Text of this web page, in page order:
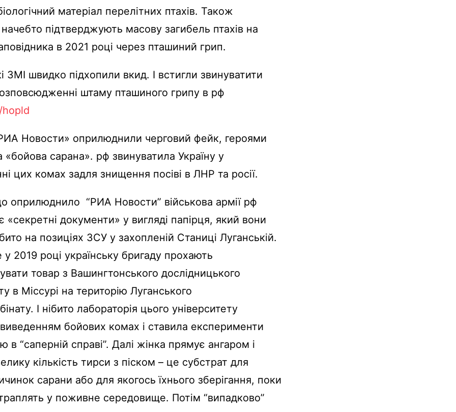
матеріал перелітних птахів. Також
підтверджують масову загибель птахів на
в 2021 році через пташиний грип.
ЗМІ швидко підхопили вкид. І встигли звинуватити
штаму пташиного грипу в рф
Новости» оприлюднили черговий фейк, героями
«бойова сарана». рф звинуватила Україну у
цих комах задля знищення посіві в ЛНР та росії.
оприлюднило “РИА Новости” військова армії рф
«секретні документи» у вигляді папірця, який вони
на позиціях ЗСУ у захопленій Станиці Луганській.
2019 році українську бригаду прохають
товар з Вашингтонського дослідницького
в Міссурі на територію Луганського
І нібито лабораторія цього університету
бойових комах і ставила експерименти
в “саперній справі”. Далі жінка прямує ангаром і
кількість тирси з піском – це субстрат для
сарани або для якогось їхнього зберігання, поки
у поживне середовище. Потім “випадково”